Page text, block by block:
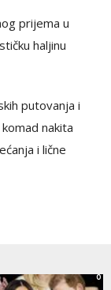
prijema u
haljinu
putovanja i
nakita
i lične
0